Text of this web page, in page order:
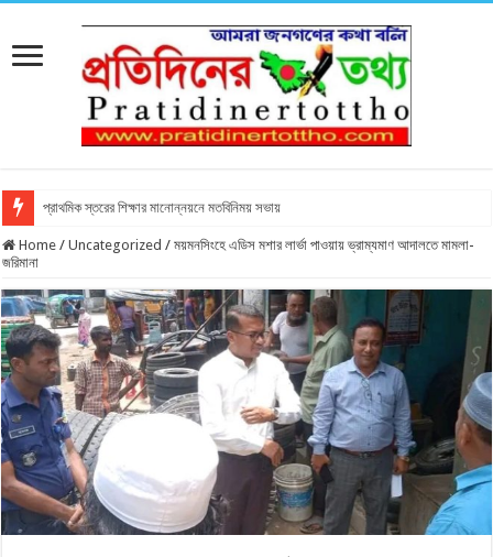
প্রাথমিক স্তরের শিক্ষার মানোন্নয়নে মতবিনিময় সভায়
Home / Uncategorized / ময়মনসিংহে এডিস মশার লার্ভা পাওয়ায় ভ্রাম্যমাণ আদালতে মামলা-
জরিমানা